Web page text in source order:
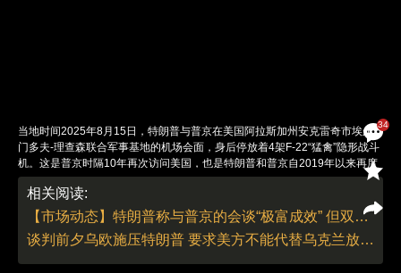
34
当地时间2025年8月15日，特朗普与普京在美国阿拉斯加州安克雷奇市埃尔
门多夫-理查森联合军事基地的机场会面，身后停放着4架F-22“猛禽”隐形战斗
机。这是普京时隔10年再次访问美国，也是特朗普和普京自2019年以来再度
作为美俄领导人举行会晤。会谈一共持续了2小时45分钟。会谈后，特朗普和
普京共同出席了仅12分钟的联合记者会，双方并未宣布任何形式的停战或协
议，也未详细介绍会谈情况，而且没有回答记者的提问。图：Andrew
Caballero-Reynolds/视觉中国
责任编辑：刘青 翁倩 | 版面编辑：刘青
相关阅读:
【市场动态】特朗普称与普京的会谈“极富成效” 但双方尚未达成协议
谈判前夕乌欧施压特朗普 要求美方不能代替乌克兰放弃领土